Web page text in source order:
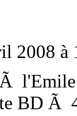
2008 à
l'Emile
BD Ã